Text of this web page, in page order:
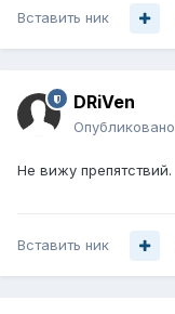
Вставить ник
DRiVen
Опубликовано
Не вижу препятствий.
Вставить ник